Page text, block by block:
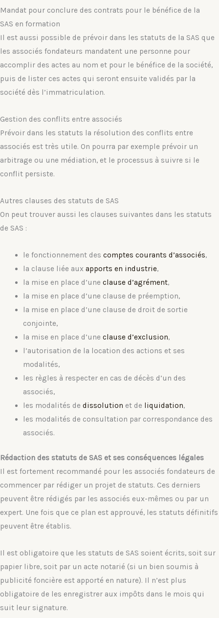
Mandat pour conclure des contrats pour le bénéfice de la
SAS en formation
Il est aussi possible de prévoir dans les statuts de la SAS que
les associés fondateurs mandatent une personne pour
accomplir des actes au nom et pour le bénéfice de la société,
puis de lister ces actes qui seront ensuite validés par la
société dès l’immatriculation.
Gestion des conflits entre associés
Prévoir dans les statuts la résolution des conflits entre
associés est très utile. On pourra par exemple prévoir un
arbitrage ou une médiation, et le processus à suivre si le
conflit persiste.
Autres clauses des statuts de SAS
On peut trouver aussi les clauses suivantes dans les statuts
de SAS :
le fonctionnement des comptes courants d’associés,
la clause liée aux apports en industrie,
la mise en place d’une clause d’agrément,
la mise en place d’une clause de préemption,
la mise en place d’une clause de droit de sortie
conjointe,
la mise en place d’une clause d’exclusion,
l’autorisation de la location des actions et ses
modalités,
les règles à respecter en cas de décès d’un des
associés,
les modalités de dissolution et de liquidation,
les modalités de consultation par correspondance des
associés.
Rédaction des statuts de SAS et ses conséquences légales
Il est fortement recommandé pour les associés fondateurs de
commencer par rédiger un projet de statuts. Ces derniers
peuvent être rédigés par les associés eux-mêmes ou par un
expert. Une fois que ce plan est approuvé, les statuts définitifs
peuvent être établis.
Il est obligatoire que les statuts de SAS soient écrits, soit sur
papier libre, soit par un acte notarié (si un bien soumis à
publicité foncière est apporté en nature). Il n’est plus
obligatoire de les enregistrer aux impôts dans le mois qui
suit leur signature.